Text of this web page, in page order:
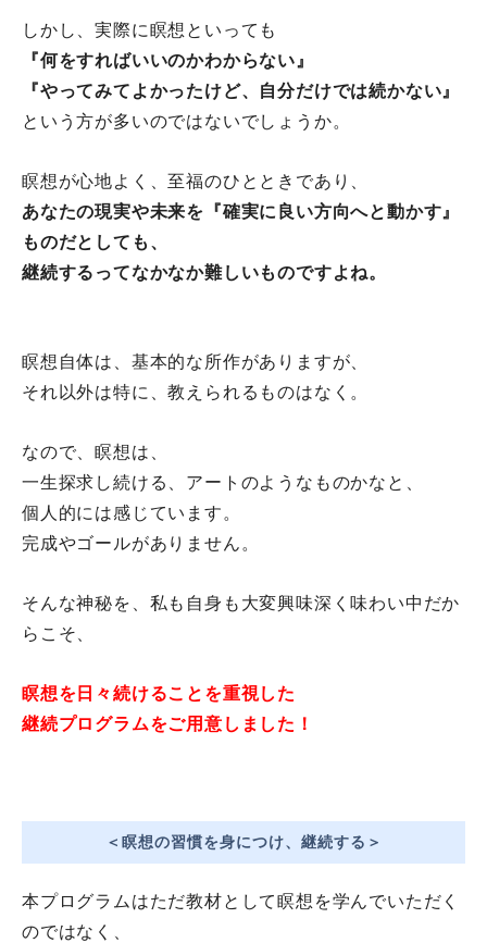
しかし、実際に瞑想といっても
『何をすればいいのかわからない』
『やってみてよかったけど、自分だけでは続かない』
という方が多いのではないでしょうか。
瞑想が心地よく、至福のひとときであり、
あなたの現実や未来を『確実に良い方向へと動かす』
ものだとしても、
継続するってなかなか難しいものですよね。
瞑想自体は、基本的な所作がありますが、
それ以外は特に、教えられるものはなく。
なので、瞑想は、
一生探求し続ける、アートのようなものかなと、
個人的には感じています。
完成やゴールがありません。
そんな神秘を、私も自身も大変興味深く味わい中だか
らこそ、
瞑想を日々続けることを重視した
継続プログラムをご用意しました！
＜瞑想の習慣を身につけ、継続する＞
本プログラムはただ教材として瞑想を学んでいただく
のではなく、